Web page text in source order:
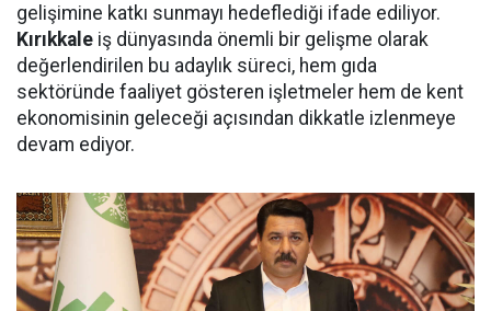
gelişimine katkı sunmayı hedeflediği ifade ediliyor.
Kırıkkale iş dünyasında önemli bir gelişme olarak
değerlendirilen bu adaylık süreci, hem gıda
sektöründe faaliyet gösteren işletmeler hem de kent
ekonomisinin geleceği açısından dikkatle izlenmeye
devam ediyor.